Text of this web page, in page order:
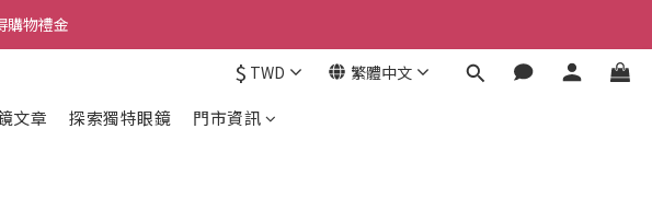
購物禮金
$ TWD 繁體中文
文章 探索獨特眼鏡
門市資訊